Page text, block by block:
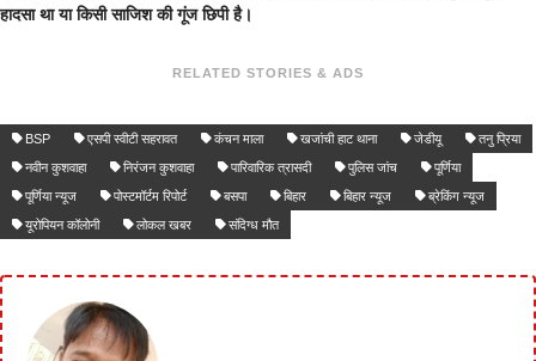
हादसा था या किसी साजिश की गूंज छिपी है।
RELATED STORIES & ADS
BSP एसपी स्वीटी सहरावत कंचन माला खजांची हाट थाना जेडीयू
तनु प्रिया
नवीन कुशवाहा
निरंजन कुशवाहा पारिवारिक त्रासदी पुलिस जांच
पूर्णिया
पूर्णिया न्यूज
पोस्टमॉर्टम रिपोर्ट बसपा बिहार बिहार न्यूज
ब्रेकिंग न्यूज
यूरोपियन कॉलोनी
लोकल खबर संदिग्ध मौत